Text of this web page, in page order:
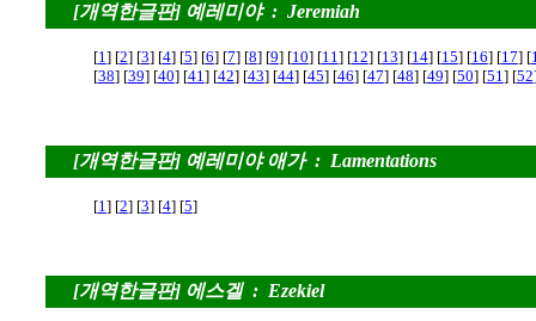
[개역한글판] 예레미야 : Jeremiah
[1] [2] [3] [4] [5] [6] [7] [8] [9] [10] [11] [12] [13] [14] [15] [16] [17] [
[38] [39] [40] [41] [42] [43] [44] [45] [46] [47] [48] [49] [50] [51] [52
[개역한글판] 예레미야 애가 : Lamentations
[1] [2] [3] [4] [5]
[개역한글판] 에스겔 : Ezekiel